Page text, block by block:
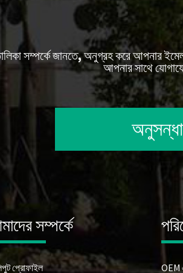
সম্পর্কে জানতে, অনুগ্রহ করে আপনার
আপনার সাথে
সম্পর্কে
প্রোফাইল OEM